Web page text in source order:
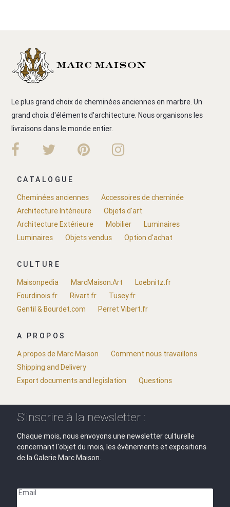
Le plus grand choix de cheminées anciennes en marbre. Un
grand choix d'éléments d'architecture. Nous organisons les
livraisons dans le monde entier.
CATALOGUE
Cheminées anciennes
Accessoires de cheminée
Architecture Intérieure
Objets d'art
Architecture Extérieure
Mobilier
Luminaires
Luminaires
Objets vendus Option d'achat
CULTURE
Maisonpedia
MarcMaison.Art
Loebnitz.fr
Fourdinois.fr
Rivart.fr
Tusey.fr
Gentil & Bourdet.com
Perret Vibert.fr
A PROPOS
A propos de Marc Maison
Comment nous travaillons
Shipping and Delivery
Export documents and legislation
Questions
S'inscrire à la newsletter :
Chaque mois, nous envoyons une newsletter culturelle
concernant l'objet du mois, les évènements et expositions
de la Galerie Marc Maison.
Email